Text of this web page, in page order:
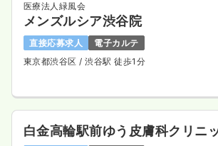
医療法人緑風会
メンズルシア渋谷院
直接応募求人
電子カルテ
東京都渋谷区 / 渋谷駅 徒歩1分
白金高輪駅前ゆう皮膚科クリニ